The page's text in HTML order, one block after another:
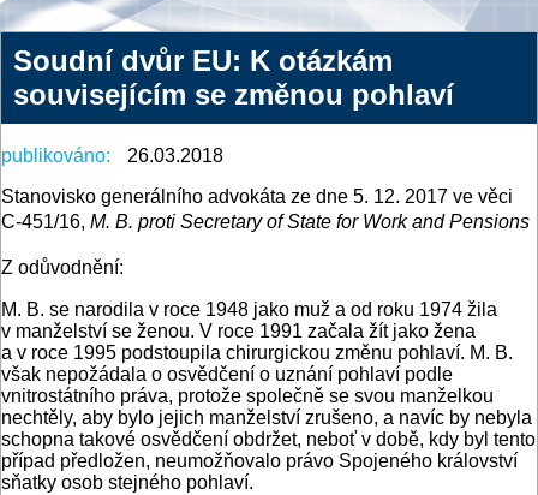
Soudní dvůr EU: K otázkám
souvisejícím se změnou pohlaví
publikováno:
26.03.2018
Stanovisko generálního advokáta ze dne 5. 12. 2017 ve věci
C-451/16, M. B. proti Secretary of State for Work and Pensions
Z odůvodnění:
M. B. se narodila v roce 1948 jako muž a od roku 1974 žila
v manželství se ženou. V roce 1991 začala žít jako žena
a v roce 1995 podstoupila chirurgickou změnu pohlaví. M. B.
však nepožádala o osvědčení o uznání pohlaví podle
vnitrostátního práva, protože společně se svou manželkou
nechtěly, aby bylo jejich manželství zrušeno, a navíc by nebyla
schopna takové osvědčení obdržet, neboť v době, kdy byl tento
případ předložen, neumožňovalo právo Spojeného království
sňatky osob stejného pohlaví.